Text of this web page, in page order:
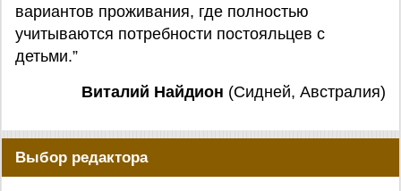
вариантов проживания, где полностью
учитываются потребности постояльцев с
детьми.”
Виталий Найдион (Сидней, Австралия)
Выбор редактора